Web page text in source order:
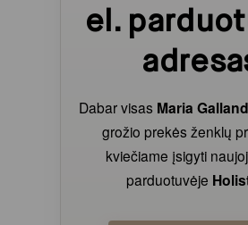
el.
Dabar visas Maria
grožio prekės ženklų
kviečiame įsigyti
parduotuvėje